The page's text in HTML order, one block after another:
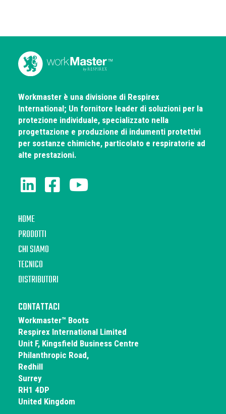
Workmaster è una divisione di Respirex
International; Un fornitore leader di soluzioni per la
protezione individuale, specializzato nella
progettazione e produzione di indumenti protettivi
per sostanze chimiche, particolato e respiratorie ad
alte prestazioni.
HOME
PRODOTTI
CHI SIAMO
TECNICO
DISTRIBUTORI
CONTATTACI
Workmaster™ Boots
Respirex International Limited
Unit F, Kingsfield Business Centre
Philanthropic Road,
Redhill
Surrey
RH1 4DP
United Kingdom